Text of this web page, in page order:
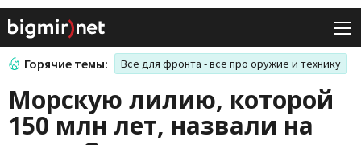
Горячие темы: Все для фронта - все про оружие и технику
Морскую лилию, которой
150 млн лет, назвали на